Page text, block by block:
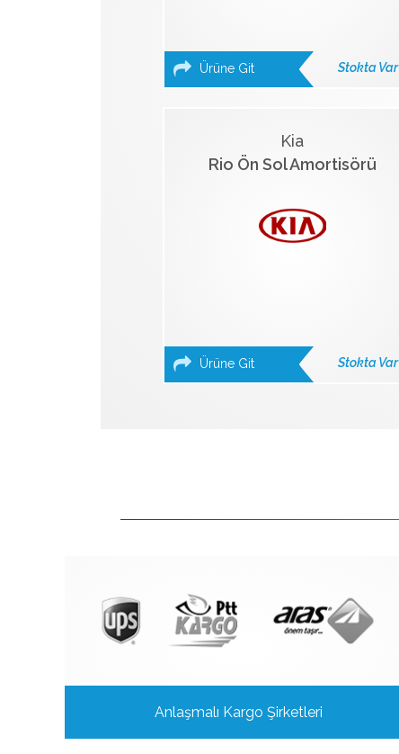
Ürüne Git Stokta Var
Kia
Rio Ön Sol Amortisörü
Ürüne Git Stokta Var
Anlaşmalı Kargo Şirketleri